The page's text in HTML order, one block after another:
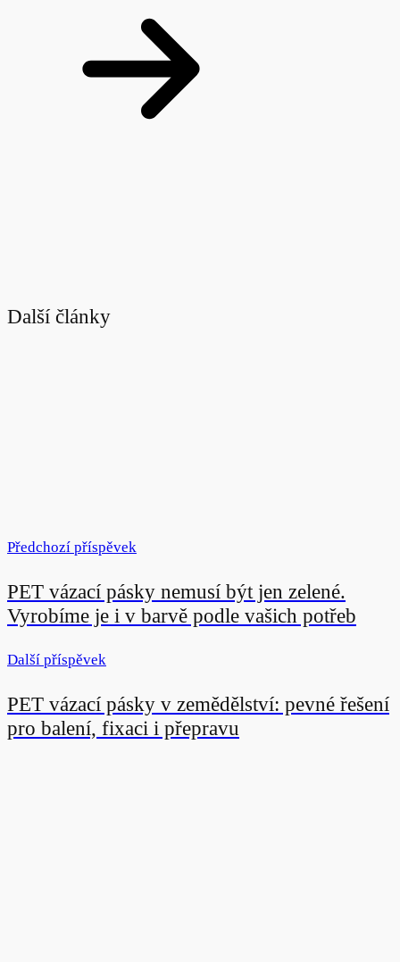
Další články
Předchozí příspěvek
PET vázací pásky nemusí být jen zelené.
Vyrobíme je i v barvě podle vašich potřeb
Další příspěvek
PET vázací pásky v zemědělství: pevné řešení
pro balení, fixaci i přepravu